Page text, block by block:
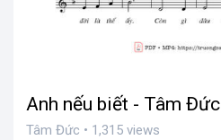
Anh nếu biết - Tâm Đức
Tâm Đức • 1,315 views